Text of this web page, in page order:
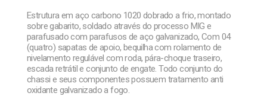
Estrutura em aço carbono 1020 dobrado a frio, montado
sobre gabarito, soldado através do processo MIG e
parafusado com parafusos de aço galvanizado, Com 04
(quatro) sapatas de apoio, bequilha com rolamento de
nivelamento regulável com roda, pára-choque traseiro,
escada retrátil e conjunto de engate. Todo conjunto do
chassi e seus componentes possuem tratamento anti
oxidante galvanizado a fogo.